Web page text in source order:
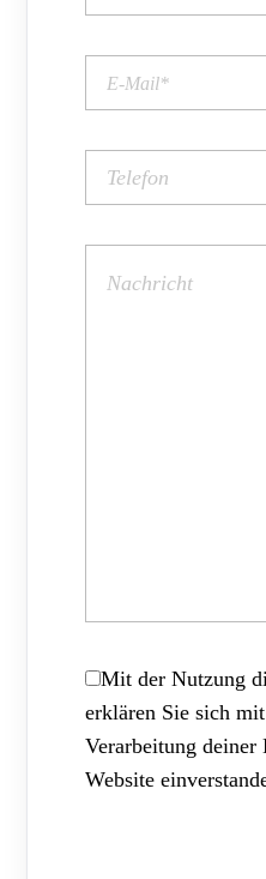
Mit der Nutzung
erklären Sie sich
Verarbeitung deiner
Website